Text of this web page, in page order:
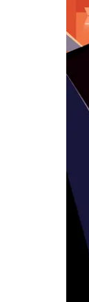
日
期。
退
日
历。